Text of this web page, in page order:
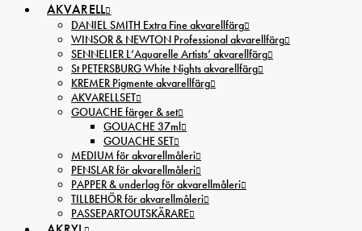
AKVARELL
DANIEL SMITH Extra Fine akvarellfärg
WINSOR & NEWTON Professional akvarellfärg
SENNELIER L’Aquarelle Artists’ akvarellfärg
St PETERSBURG White Nights akvarellfärg
KREMER Pigmente akvarellfärg
AKVARELLSET
GOUACHE färger & set
GOUACHE 37ml
GOUACHE SET
MEDIUM för akvarellmåleri
PENSLAR för akvarellmåleri
PAPPER & underlag för akvarellmåleri
TILLBEHÖR för akvarellmåleri
PASSEPARTOUTSKÄRARE